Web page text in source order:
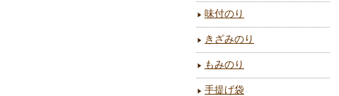
味付のり
きざみのり
もみのり
手提げ袋